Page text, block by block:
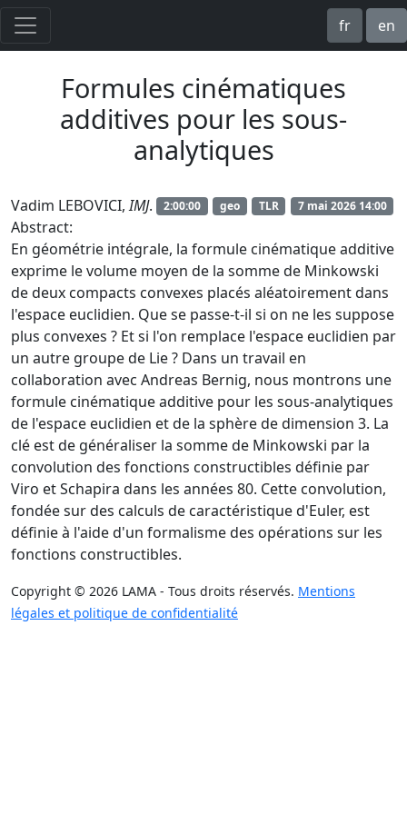
fr en
Formules cinématiques
additives pour les sous-
analytiques
Vadim LEBOVICI,IMJ. 7 mai 2026 14:00
TLR
geo
2:00:00
Abstract:
En géométrie intégrale, la formule cinématique additive
exprime le volume moyen de la somme de Minkowski
de deux compacts convexes placés aléatoirement dans
l'espace euclidien. Que se passe-t-il si on ne les suppose
plus convexes ? Et si l'on remplace l'espace euclidien par
un autre groupe de Lie ? Dans un travail en
collaboration avec Andreas Bernig, nous montrons une
formule cinématique additive pour les sous-analytiques
de l'espace euclidien et de la sphère de dimension 3. La
clé est de généraliser la somme de Minkowski par la
convolution des fonctions constructibles définie par
Viro et Schapira dans les années 80. Cette convolution,
fondée sur des calculs de caractéristique d'Euler, est
définie à l'aide d'un formalisme des opérations sur les
fonctions constructibles.
Copyright © 2026 LAMA - Tous droits réservés. Mentions
légales et politique de confidentialité